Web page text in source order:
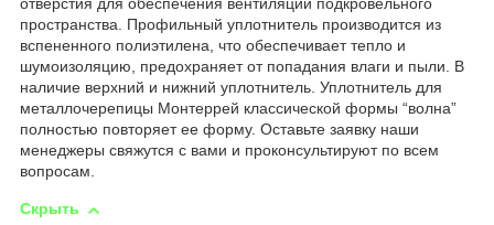
отверстия для обеспечения вентиляции подкровельного
пространства. Профильный уплотнитель производится из
вспененного полиэтилена, что обеспечивает тепло и
шумоизоляцию, предохраняет от попадания влаги и пыли. В
наличие верхний и нижний уплотнитель. Уплотнитель для
металлочерепицы Монтеррей классической формы “волна”
полностью повторяет ее форму. Оставьте заявку наши
менеджеры свяжутся с вами и проконсультируют по всем
вопросам.
Скрыть